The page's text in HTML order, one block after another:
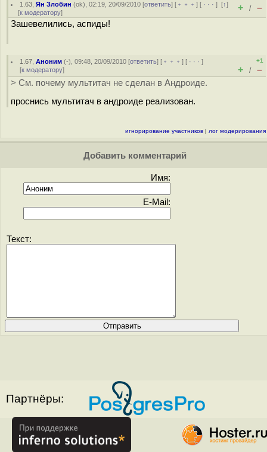
1.63 ,Ян Злобин (ok), 02:19, 20/09/2010 [ответить] [ ﹢﹢﹢] [ · · ·][↑]
[к модератору] + / –
Зашевелились, аспиды!
1.67 ,Аноним (-), 09:48, 20/09/2010 [ответить] [ ﹢﹢﹢] [ · · ·]
[к модератору]
+1
+ / –
> См. почему мультитач не сделан в Андроиде.
проснись мультитач в андроиде реализован.
игнорирование участников | лог модерирования
Добавить комментарий
Имя:
E-Mail:
Текст:
Партнёры: